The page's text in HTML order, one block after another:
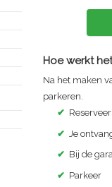
Hoe werkt
Na het maken
parkeren.
✔ Reserveer
✔
Je
✔ Bij de
✔ Parkeer